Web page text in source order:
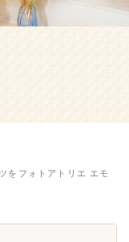
をフォトアトリエ エモ